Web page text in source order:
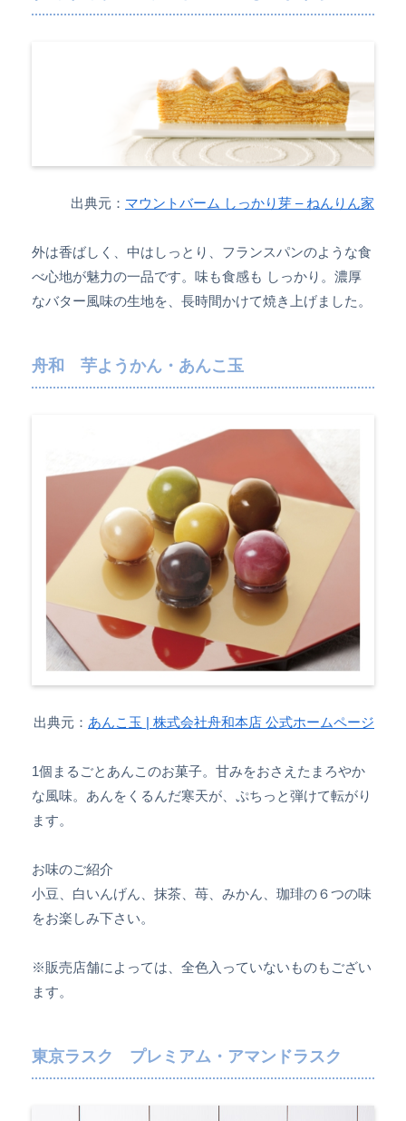
出典元： マウントバーム しっかり芽 – ねんりん家
外は香ばしく、中はしっとり、フランスパンのような食
べ心地が魅力の一品です。味も食感も しっかり。濃厚
なバター風味の生地を、長時間かけて焼き上げました。
舟和 芋ようかん・あんこ玉
出典元： あんこ玉 | 株式会社舟和本店 公式ホームページ
1個まるごとあんこのお菓子。甘みをおさえたまろやか
な風味。あんをくるんだ寒天が、ぷちっと弾けて転がり
ます。
お味のご紹介
小豆、白いんげん、抹茶、苺、みかん、珈琲の６つの味
をお楽しみ下さい。
※販売店舗によっては、全色入っていないものもござい
ます。
東京ラスク プレミアム・アマンドラスク